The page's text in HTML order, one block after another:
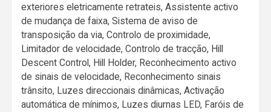
exteriores eletricamente retrateis, Assistente activo
de mudança de faixa, Sistema de aviso de
transposição da via, Controlo de proximidade,
Limitador de velocidade, Controlo de tracção, Hill
Descent Control, Hill Holder, Reconhecimento activo
de sinais de velocidade, Reconhecimento sinais
trânsito, Luzes direccionais dinâmicas, Activação
automática de mínimos, Luzes diurnas LED, Faróis de